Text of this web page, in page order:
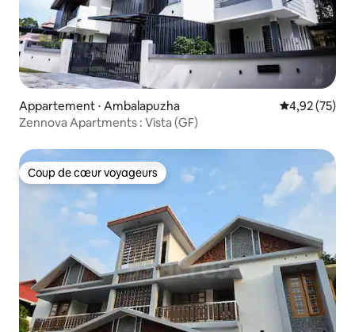
Appartement ⋅ Ambalapuzha Évaluation
4,92 (75)
Zennova Apartments : Vista (GF)
Coup de cœur voyageurs
Coup de cœur voyageurs